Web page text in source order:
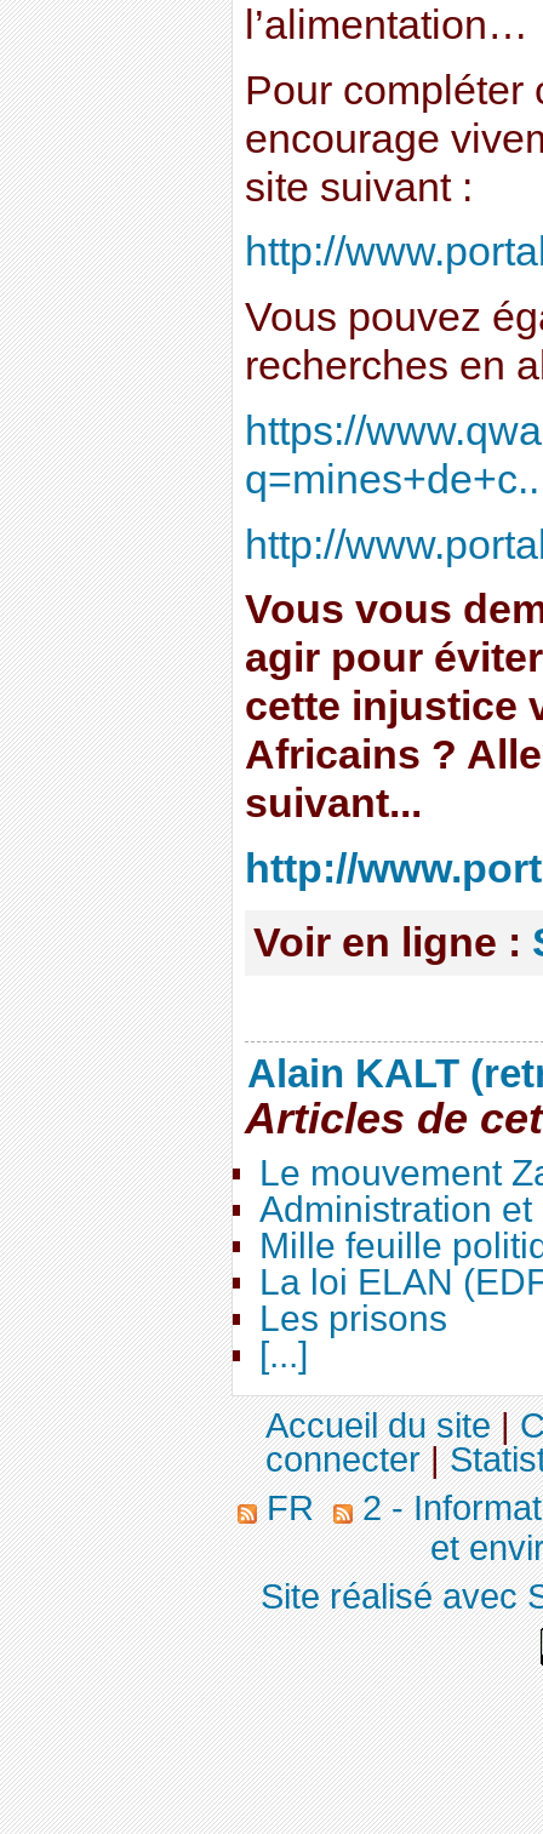
l’alimentation…
Pour compléter
encourage
site suivant :
http://
Vous pouvez
recherches en
https://
http://
Vous vous
agir pour
cette injustice
Africains ?
suivant...
http://
Voir en ligne :
Alain KALT
Articles de
Le mouvement
Administration
Mille feuille
La loi ELAN
Les prisons
[...]
Accueil du site|
connecter|
FR
2 -
et
Site réalisé avec